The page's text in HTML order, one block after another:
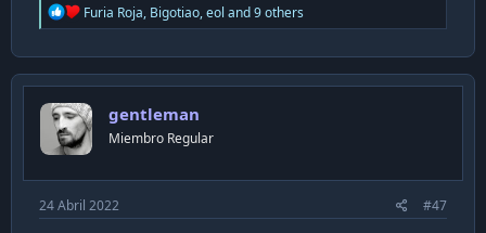
R
e
c
t
o
n
s
Furia Roja, Bigotiao,eol and 9 others
gentleman
Miembro Regular
24 Abril 2022 #47